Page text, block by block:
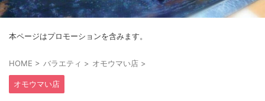
本ページはプロモーションを含みます。
HOME > バラエティ > オモウマい店 >
オモウマい店